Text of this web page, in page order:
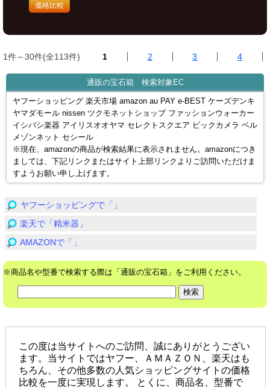
価格比較
1件～30件(全113件) 1 2 3 4
通販の宝石箱 検索対象EC
ヤフーショッピング 楽天市場 amazon au PAY e-BEST ケーズデンキ
ヤマダモール nissen ツクモネットショップ ファッションウォーカー
イシバシ楽器 アイリスオオヤマ セレクトスクエア ビックカメラ ベル
メゾンネット セシール
※現在、amazonの商品が検索結果に表示されません。amazonにつき
ましては、下記リンクまたはサイト上部リンクよりご訪問いただけま
すようお願い申し上げます。
ヤフーショッピングで「」
楽天で「精米器」
AMAZONで「」
※商品名や型番で検索する際は「通販の宝石箱」をご利用ください。
この度は当サイトへのご訪問、誠にありがとうござい
ます。当サイトではヤフー、ＡＭＡＺＯＮ、楽天はも
ちろん、その他多数の人気ショッピングサイトの価格
比較を一度に実現します。 とくに、商品名、型番で